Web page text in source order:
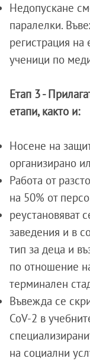
Недопускане
паралелки.
регистрация
ученици по
Етап 3 -
етапи, както и:
Носене на
организирано
Работа от
на 50% от
реустановяват
заведения и в
тип за деца и
по отношение
терминален
Въвежда се
CoV-2 в
на социални